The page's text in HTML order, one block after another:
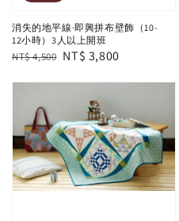
消失的地平線·即興拼布壁飾（10-
12小時）3人以上開班
Regular
NT$ 4,500 Sale
NT$ 3,800